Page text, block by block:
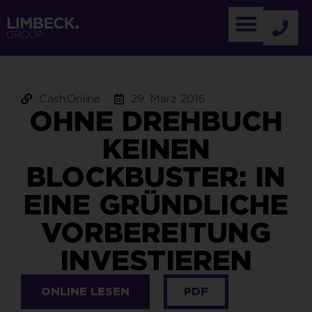
Cash.Online 29. März 2016
OHNE DREHBUCH
KEINEN
BLOCKBUSTER: IN
EINE GRÜNDLICHE
VORBEREITUNG
INVESTIEREN
ONLINE LESEN PDF